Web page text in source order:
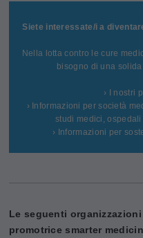
Siete interessate/i a
Nella lotta contro le cure
bisogno di una
› I nostri
› Informazioni per società
studi medici,
› Informazioni per
Le seguenti
promotrice smarter